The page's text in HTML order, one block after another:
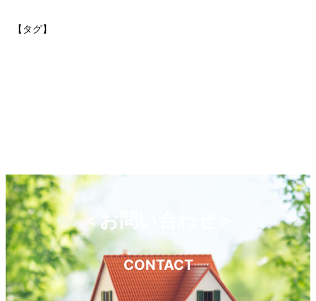
【タグ】
＜お問い合わせ＞
CONTACT